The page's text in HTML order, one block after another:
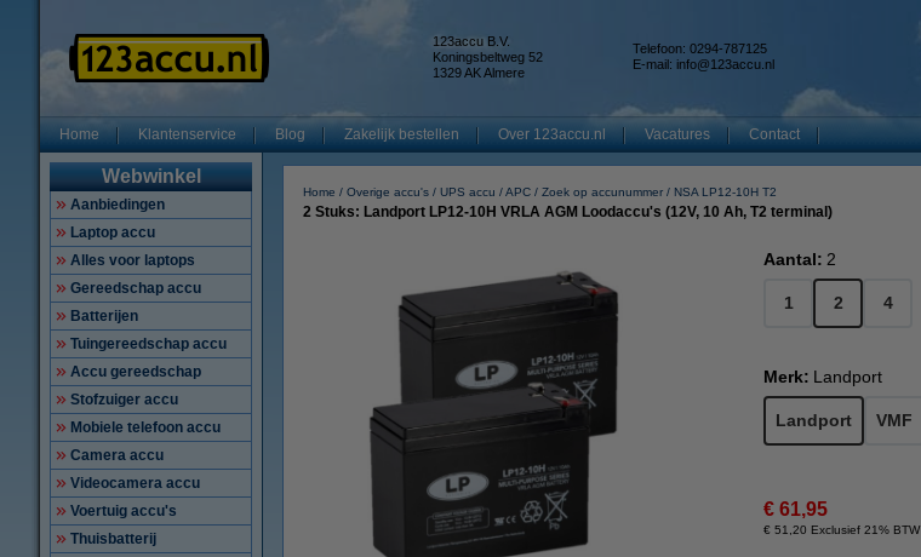
123accu B.V.
Koningsbeltweg 52
1329 AK Almere
Telefoon: 0294-787125
E-mail: info@123accu.nl
Home Klantenservice Blog Zakelijk bestellen Over 123accu.nl Vacatures Contact
Webwinkel
Aanbiedingen
Laptop accu
Alles voor laptops
Gereedschap accu
Batterijen
Tuingereedschap accu
Accu gereedschap
Stofzuiger accu
Mobiele telefoon accu
Camera accu
Videocamera accu
Voertuig accu's
Thuisbatterij
Home Overige accu's UPS accu APC Zoek op accunummer NSA LP12-10H T2
2 Stuks: Landport LP12-10H VRLA AGM Loodaccu's (12V, 10 Ah, T2 terminal)
Aantal: 2
1 2 4
Merk: Landport
Landport VMF
€ 61,95
€ 51,20 Exclusief 21% BTW